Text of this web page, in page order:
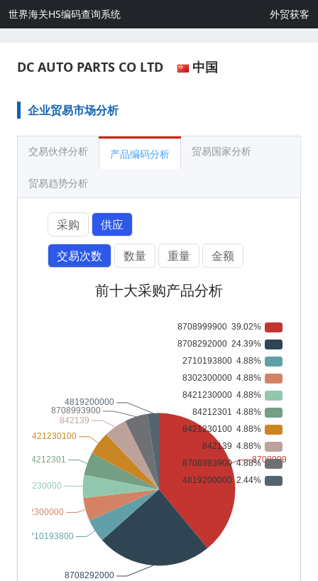
世界海关HS编码查询系统 外贸获客
DC AUTO PARTS CO LTD 中国
企业贸易市场分析
交易伙伴分析 产品编码分析 贸易国家分析
贸易趋势分析
采购
供应
交易次数
数量 重量 金额
前十大采购产品分析